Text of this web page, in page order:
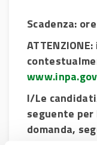
Scadenza:
I/Le
seguente
domanda,